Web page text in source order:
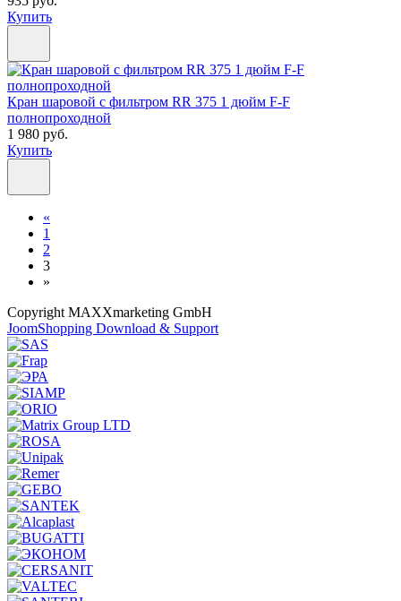
Купить
Кран шаровой с фильтром RR 375 1 дюйм F-F
полнопроходной
1 980 руб.
Купить
«
1
2
3
»
Copyright MAXXmarketing GmbH
JoomShopping Download & Support